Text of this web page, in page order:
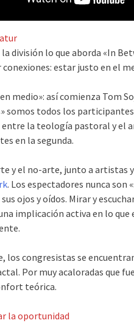
la división lo que aborda «In
estar justo en el
medio»: así comienza Tom
somos todos los
la teología pastoral y el
en la segunda.
y el no-arte, junto a artistas
. Los espectadores nunca
ojos y oídos. Mirar y
implicación activa en lo
los congresistas se
Por muy acaloradas que
teórica.
la oportunidad